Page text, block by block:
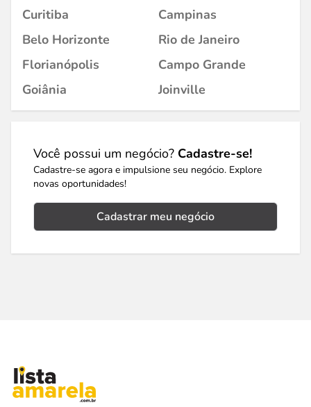
Curitiba
Campinas
Belo Horizonte
Rio de Janeiro
Florianópolis
Campo Grande
Goiânia
Joinville
Você possui um negócio? Cadastre-se!
Cadastre-se agora e impulsione seu negócio. Explore
novas oportunidades!
Cadastrar meu negócio